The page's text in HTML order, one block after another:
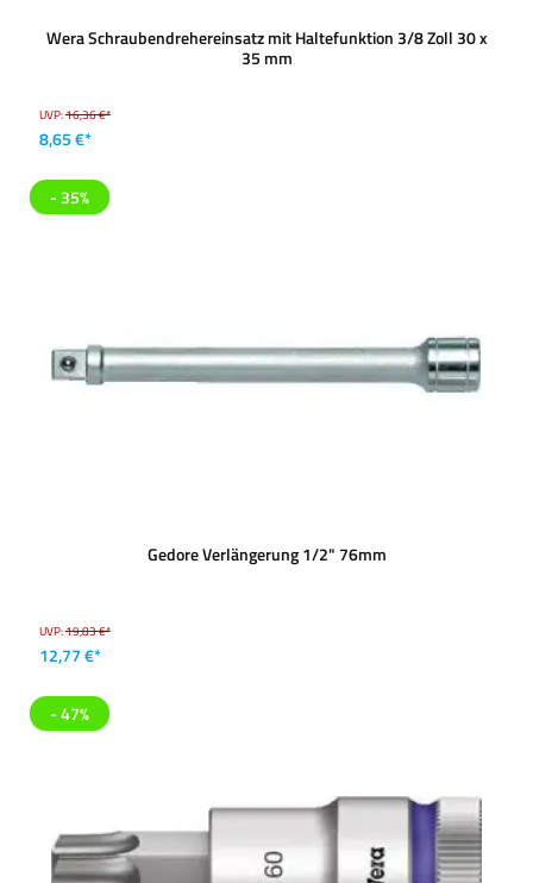
Wera Schraubendrehereinsatz mit Haltefunktion 3/8 Zoll 30 x
35 mm
UVP:16,36 €*
8,65 €*
- 35%
Gedore Verlängerung 1/2" 76mm
UVP:19,83 €*
12,77 €*
- 47%